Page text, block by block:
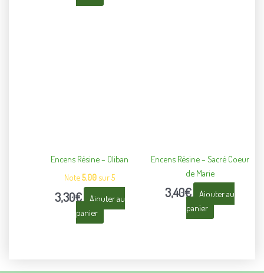
Encens Résine – Oliban
Note5.00 sur 5
3,30€
Ajouter au
panier
Encens Résine – Sacré Coeur
de Marie
3,40€
Ajouter au
panier